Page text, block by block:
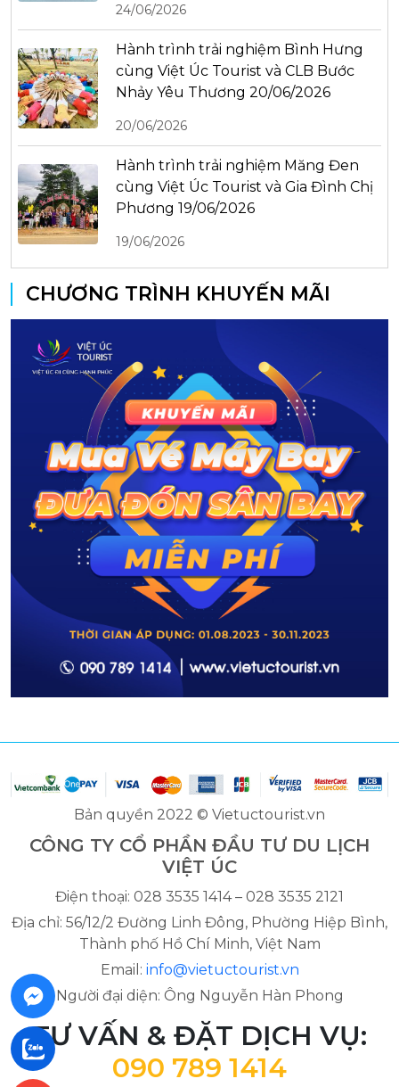
24/06/2026
Hành trình trải nghiệm Bình Hưng
cùng Việt Úc Tourist và CLB Bước
Nhảy Yêu Thương 20/06/2026
20/06/2026
Hành trình trải nghiệm Măng Đen
cùng Việt Úc Tourist và Gia Đình Chị
Phương 19/06/2026
19/06/2026
CHƯƠNG TRÌNH KHUYẾN MÃI
Bản quyền 2022 © Vietuctourist.vn
CÔNG TY CỔ PHẦN ĐẦU TƯ DU LỊCH
VIỆT ÚC
Điện thoại: 028 3535 1414 – 028 3535 2121
Địa chỉ: 56/12/2 Đường Linh Đông, Phường Hiệp Bình,
Thành phố Hồ Chí Minh, Việt Nam
Email: info@vietuctourist.vn
Người đại diện: Ông Nguyễn Hàn Phong
TƯ VẤN & ĐẶT DỊCH VỤ:
090 789 1414